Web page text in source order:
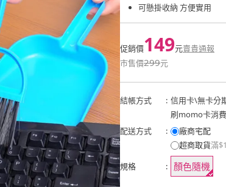
可懸掛收納 方便實用
促銷價149元賣貴通報
市售價299元
結帳方式 : 信用卡\無卡分
刷momo卡消
配送方式
:
廠商宅配
超商取貨滿
規格
: 顏色隨機